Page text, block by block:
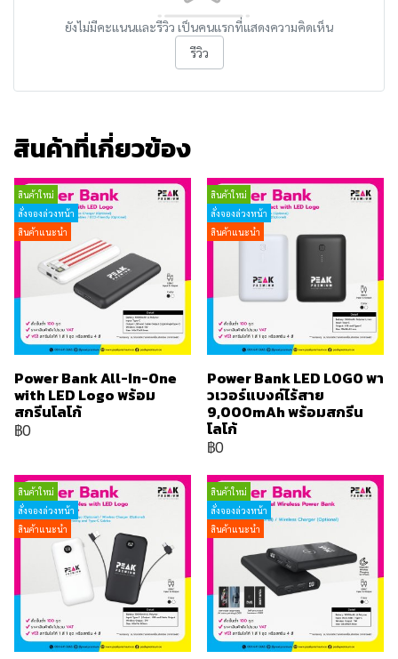
ยังไม่มีคะแนนและรีวิว เป็นคนแรกที่แสดงความคิดเห็น
รีวิว
สินค้าที่เกี่ยวข้อง
สินค้าใหม่
สั่งจองล่วงหน้า
สินค้าแนะนำ
Power Bank All-In-One
with LED Logo พร้อม
สกรีนโลโก้
฿0
สินค้าใหม่
สั่งจองล่วงหน้า
สินค้าแนะนำ
Power Bank LED LOGO พา
วเวอร์แบงค์ไร้สาย
9,000mAh พร้อมสกรีน
โลโก้
฿0
สินค้าใหม่
สั่งจองล่วงหน้า
สินค้าแนะนำ
สินค้าใหม่
สั่งจองล่วงหน้า
สินค้าแนะนำ